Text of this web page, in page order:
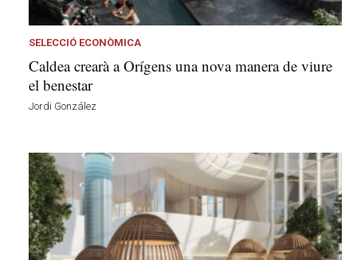
SELECCIÓ ECONÒMICA
Caldea crearà a Orígens una nova manera de viure
el benestar
Jordi González